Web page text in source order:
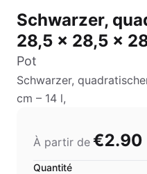
Schwarzer,
28,5 x 28,5 x
Pot
Schwarzer,
cm – 14 l,
À partir de €2.90
Quantité